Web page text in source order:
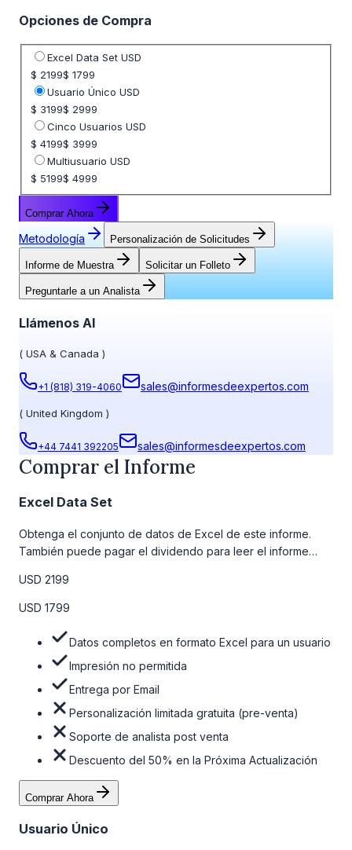
Opciones de Compra
Seleccione opción de precio
Excel Data Set USD
$ 2199$ 1799
Usuario Único USD
$ 3199$ 2999
Cinco Usuarios USD
$ 4199$ 3999
Multiusuario USD
$ 5199$ 4999
Comprar Ahora
Metodología Personalización de Solicitudes
Informe de Muestra Solicitar un Folleto
Preguntarle a un Analista
Llámenos Al
( USA & Canada )
+1 (818) 319-4060 sales@informesdeexpertos.com
( United Kingdom )
+44 7441 392205 sales@informesdeexpertos.com
Comprar el Informe
Excel Data Set
Obtenga el conjunto de datos de Excel de este informe.
También puede pagar el dividendo para leer el informe
la tabla de precios a continuación.
USD 2199
USD 1799
Datos completos en formato Excel para un usuario
Impresión no permitida
Entrega por Email
Personalización limitada gratuita (pre-venta)
Soporte de analista post venta
Descuento del 50% en la Próxima Actualización
Comprar Ahora
Usuario Único